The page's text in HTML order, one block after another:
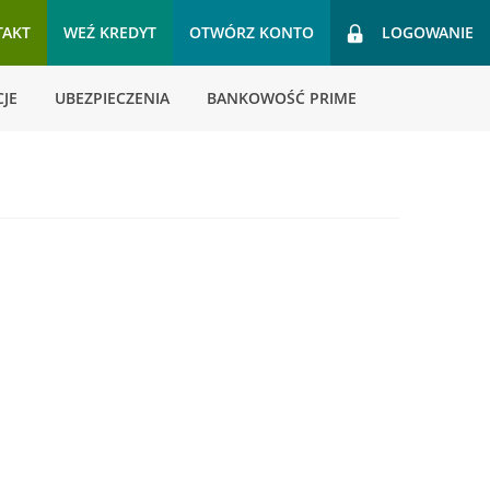
WEŹ KREDYT OTWÓRZ KONTO LOGOWANIE
UBEZPIECZENIA BANKOWOŚĆ PRIME